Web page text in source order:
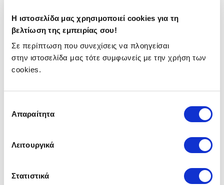
Η ιστοσελίδα μας χρησιμοποιεί cookies για τη
βελτίωση της εμπειρίας σου!
Σε περίπτωση που συνεχίσεις να πλοηγείσαι
στην ιστοσελίδα μας τότε συμφωνείς με την χρήση των
cookies.
συγκατάθεσης
Απαραίτητα
Λειτουργικά
Στατιστικά
αποθηκεύονται τα στοιχεία
του προσωπικού γιατρού;
Αρχικά θα καταρτιστούν ηλεκτρονικοί κατάλογοιστην
πλατφόρμα εγγραφών της ΗΔΙΚΑ, με όλους τους
προσωπικών γιατρών:
Στοιχεία επικοινωνίας
Η ιατρική τους ειδικότητα